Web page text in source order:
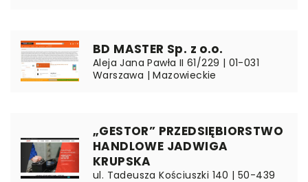
BD MASTER Sp. z o.o.
Aleja Jana Pawła II 61/229 | 01-031
Warszawa | Mazowieckie
„GESTOR” PRZEDSIĘBIORSTWO
HANDLOWE JADWIGA
KRUPSKA
ul. Tadeusza Kościuszki 140 | 50-439